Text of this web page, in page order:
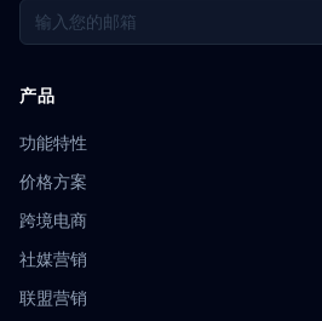
产品
功能特性
价格方案
跨境电商
社媒营销
联盟营销